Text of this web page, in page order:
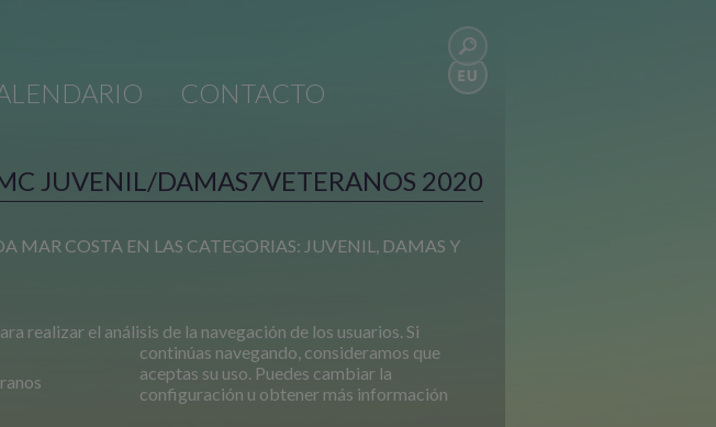
CONTACTO
JUVENIL/DAMAS7VETERANOS 2020
COSTA EN LAS CATEGORIAS: JUVENIL, DAMAS Y
realizar el análisis de la navegación de los usuarios. Si
continúas navegando, consideramos que
aceptas su uso. Puedes cambiar la
configuración u obtener más información